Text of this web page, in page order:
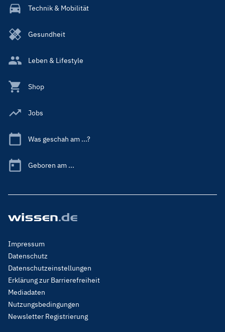
Technik & Mobilität
Gesundheit
Leben & Lifestyle
Shop
Jobs
Was geschah am ...?
Geboren am ...
Footer
Menu
Legal
Impressum
Datenschutz
Datenschutzeinstellungen
Erklärung zur Barrierefreiheit
Mediadaten
Nutzungsbedingungen
Newsletter Registrierung